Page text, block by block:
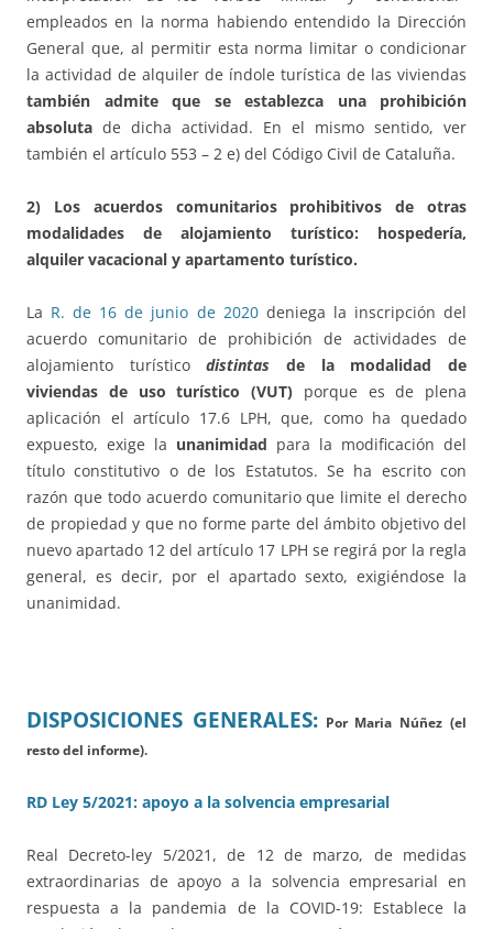
empleados en la norma habiendo entendido la Dirección
General que, al permitir esta norma limitar o condicionar
la actividad de alquiler de índole turística de las viviendas
también admite que se establezca una prohibición
absoluta de dicha actividad. En el mismo sentido, ver
también el artículo 553 – 2 e) del Código Civil de Cataluña.
2) Los acuerdos comunitarios prohibitivos de otras
modalidades de alojamiento turístico: hospedería,
alquiler vacacional y apartamento turístico.
La R. de 16 de junio de 2020deniega la inscripción del
acuerdo comunitario de prohibición de actividades de
alojamiento turísticodistintas de la modalidad de
viviendas de uso turístico (VUT) porque es de plena
aplicación el artículo 17.6 LPH, que, como ha quedado
expuesto, exige la unanimidad para la modificación del
título constitutivo o de los Estatutos. Se ha escrito con
razón que todo acuerdo comunitario que limite el derecho
de propiedad y que no forme parte del ámbito objetivo del
nuevo apartado 12 del artículo 17 LPH se regirá por la regla
general, es decir, por el apartado sexto, exigiéndose la
unanimidad.
DISPOSICIONES GENERALES:Por Maria Núñez (el
resto del informe).
RD Ley 5/2021: apoyo a la solvencia empresarial
Real Decreto-ley 5/2021, de 12 de marzo, de medidas
extraordinarias de apoyo a la solvencia empresarial en
respuesta a la pandemia de la COVID-19: Establece la